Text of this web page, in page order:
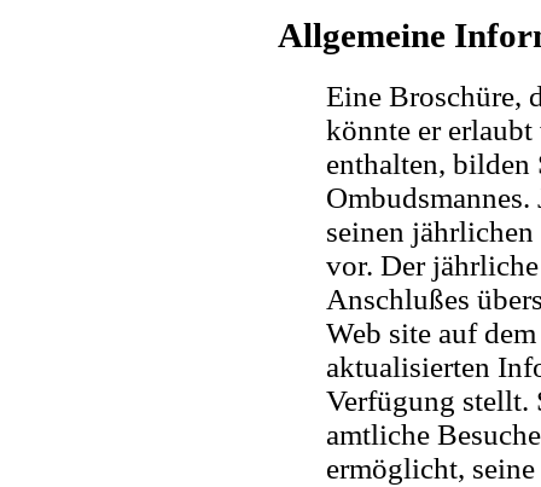
Allgemeine
Eine Broschüre,
könnte er
enthalten, bilden
Ombudsmannes.
seinen
vor. Der
Anschlußes
Web site auf
aktualisierten
Verfügung stellt.
amtliche
ermöglicht,